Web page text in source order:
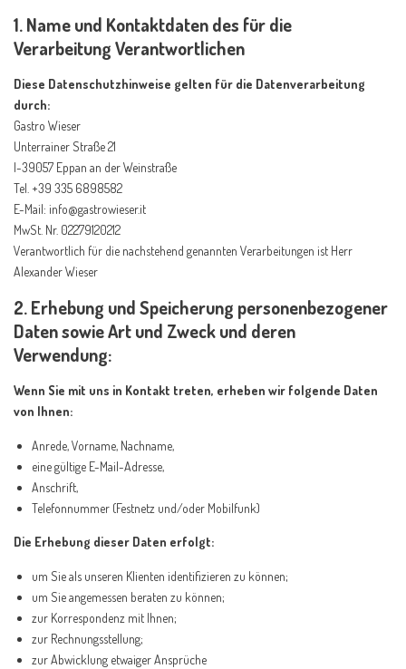
1. Name und Kontaktdaten des für die
Verarbeitung Verantwortlichen
Diese Datenschutzhinweise gelten für die Datenverarbeitung
durch:
Gastro Wieser
Unterrainer Straße 21
I-39057 Eppan an der Weinstraße
Tel. +39 335 6898582
E-Mail: info@gastrowieser.it
MwSt. Nr. 02279120212
Verantwortlich für die nachstehend genannten Verarbeitungen ist Herr
Alexander Wieser
2. Erhebung und Speicherung personenbezogener
Daten sowie Art und Zweck und deren
Verwendung:
Wenn Sie mit uns in Kontakt treten, erheben wir folgende Daten
von Ihnen:
Anrede, Vorname, Nachname,
eine gültige E-Mail-Adresse,
Anschrift,
Telefonnummer (Festnetz und/oder Mobilfunk)
Die Erhebung dieser Daten erfolgt:
um Sie als unseren Klienten identifizieren zu können;
um Sie angemessen beraten zu können;
zur Korrespondenz mit Ihnen;
zur Rechnungsstellung;
zur Abwicklung etwaiger Ansprüche